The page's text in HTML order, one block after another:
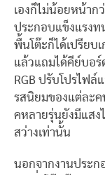
เองก็ไม่น้อยหน้าก
ประกอบแข็งแรงท
พื้นโต๊ะก็ได้เปรียบ
แล้วแถมได้คีย์บอร์
RGB ปรับโปรไฟล์
รสนิยมของแต่ละค
คหลายรุ่นยังมีแสง
สว่างเท่านั้น
นอกจากงานประก